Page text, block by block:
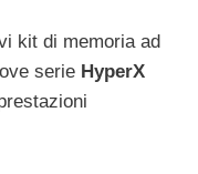
kit di memoria ad
serie HyperX